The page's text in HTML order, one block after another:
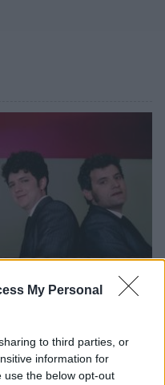
My Personal
to third parties, or
information for
use the below opt-out